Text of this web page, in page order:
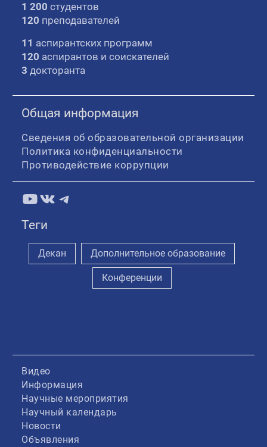
1 200 студентов
120 преподавателей
11 аспирантских программ
120 аспирантов и соискателей
3 докторанта
Общая информация
Сведения об образовательной организации
Политика конфиденциальности
Противодействие коррупции
YouTube
ВКонтакте
Telegram
Теги
Декан Дополнительное образование
Конференции
Видео
Информация
Научные мероприятия
Научный календарь
Новости
Объявления